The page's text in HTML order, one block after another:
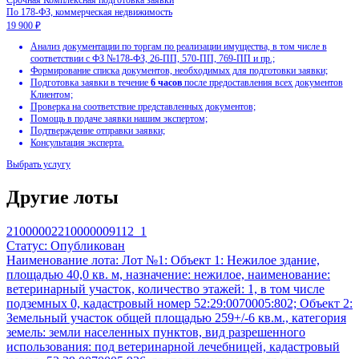
12 900 ₽
Полнота заполнения сведений в формах;
Контроль предоставления всех необходимых документов;
Соответствие Вашей заявки квалификационным и
Готовность:48 часовс момента обращения.
Выбрать услугу
Подготовка заявки
По 44-ФЗ, 178-ФЗ, 127-ФЗ, 229-ФЗ, коммерческая
соответствии с ФЗ №178-ФЗ, 26-ПП, 570-ПП, 769-ПП и
Формирование списка документов, необходимых для
Подготовка заявки в течение48 часовпосле
Клиентом;
Проверка на соответствие представленных документов.
Выбрать услугу
Комплексная подготовка заявки
Другие лоты
21000002210000009112_1
Статус: Опубликован
Наименование лота: Лот №1: Объект 1: Нежилое здание,
площадью 40,0 кв. м, назначение: нежилое, наименование:
ветеринарный участок, количество этажей: 1, в том числе
подземных 0, кадастровый номер 52:29:0070005:802; Объект 2:
Земельный участок общей площадью 259+/-6 кв.м., категория
земель: земли населенных пунктов, вид разрешенного
использования: под ветеринарной лечебницей, кадастровый